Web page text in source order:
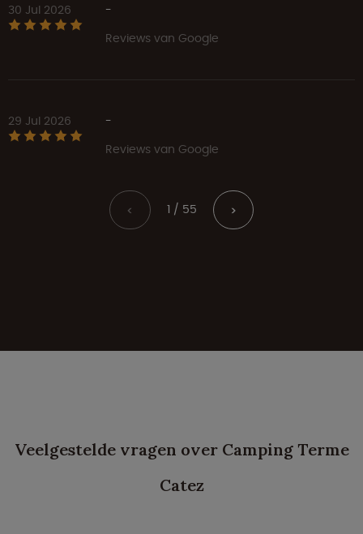
30 Jul 2026
-
Reviews van Google
29 Jul 2026
-
Reviews van Google
< 1 / 55 >
Veelgestelde vragen over Camping Terme
Catez